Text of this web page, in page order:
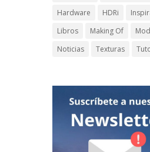
Hardware
HDRi
Libros
Making Of
Noticias
Texturas